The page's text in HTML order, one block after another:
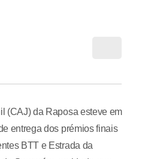
(CAJ) da Raposa esteve em
entrega dos prémios finais
BTT e Estrada da